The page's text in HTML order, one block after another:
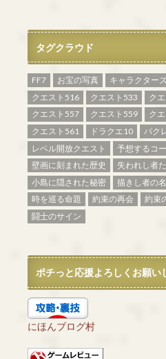
タグクラウド
FF7 お宝の写真
キャラクター
クエスト516
クエスト533
ク
クエスト557
クエスト559
ク
クエスト561
ドラクエ10
パク
レベル開放クエスト
予想するコ
壁画に刻まれた歴史
失われし者
小島に隠された秘密
描きし者の
時を巡る命題
約束の再会 約束
闘士のサイン
ポチっと応援よろしくお願い
にほんブログ村